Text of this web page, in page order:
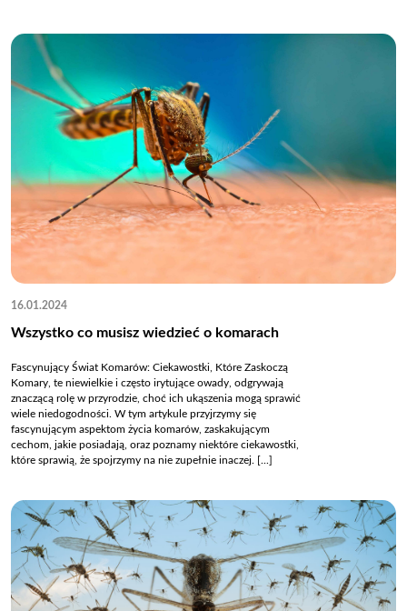
16.01.2024
Wszystko co musisz wiedzieć o komarach
Fascynujący Świat Komarów: Ciekawostki, Które Zaskoczą
Komary, te niewielkie i często irytujące owady, odgrywają
znaczącą rolę w przyrodzie, choć ich ukąszenia mogą sprawić
wiele niedogodności. W tym artykule przyjrzymy się
fascynującym aspektom życia komarów, zaskakującym
cechom, jakie posiadają, oraz poznamy niektóre ciekawostki,
które sprawią, że spojrzymy na nie zupełnie inaczej. [...]